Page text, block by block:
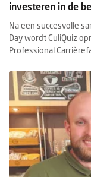
investeren in de
Na een succesvolle
Day wordt CuliQuiz
Professional